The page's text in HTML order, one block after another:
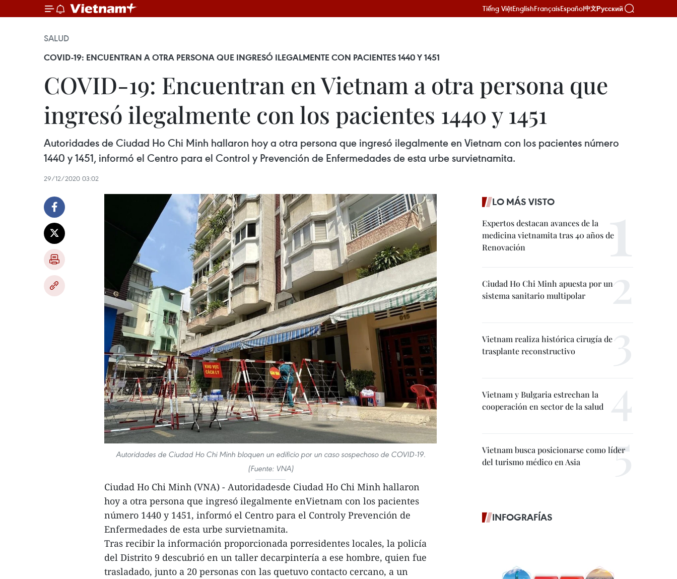
Tiếng ViệtEnglishFrançaisEspañol中文Русский
SALUD
COVID-19: ENCUENTRAN A OTRA PERSONA QUE INGRESÓ ILEGALMENTE CON PACIENTES 1440 Y 1451
COVID-19: Encuentran en Vietnam a otra persona que
ingresó ilegalmente con los pacientes 1440 y 1451
Autoridades de Ciudad Ho Chi Minh hallaron hoy a otra persona que ingresó ilegalmente en Vietnam con los pacientes número
1440 y 1451, informó el Centro para el Control y Prevención de Enfermedades de esta urbe survietnamita.
29/12/2020 03:02
Autoridades de Ciudad Ho Chi Minh bloquen un edificio por un caso sospechoso de COVID-19.
(Fuente: VNA)
Ciudad Ho Chi Minh (VNA) - Autoridadesde Ciudad Ho Chi Minh hallaron
hoy a otra persona que ingresó ilegalmente enVietnam con los pacientes
número 1440 y 1451, informó el Centro para el Controly Prevención de
Enfermedades de esta urbe survietnamita.
Tras recibir la información proporcionada porresidentes locales, la policía
del Distrito 9 descubrió en un taller decarpintería a ese hombre, quien fue
trasladado, junto a 20 personas con las quetuvo contacto cercano, a un
LO MÁS VISTO
Expertos destacan avances de la
medicina vietnamita tras 40 años de
Renovación
Ciudad Ho Chi Minh apuesta por un
sistema sanitario multipolar
Vietnam realiza histórica cirugía de
trasplante reconstructivo
Vietnam y Bulgaria estrechan la
cooperación en sector de la salud
Vietnam busca posicionarse como líder
del turismo médico en Asia
INFOGRAFÍAS